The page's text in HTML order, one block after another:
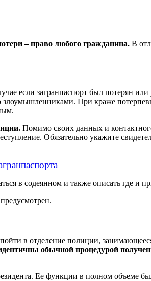
– право любого гражданина. В
если загранпаспорт был потерян
злоумышленниками. При краже
Помимо своих данных и
Обязательно укажите
в содеянном и также описать где и
в отделение полиции,
обычной процедурой
Ее функции в полном объеме